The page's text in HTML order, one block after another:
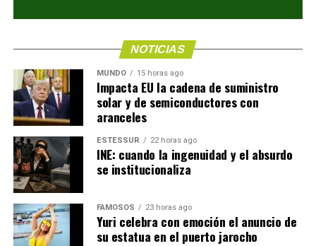
NOTICIAS
MUNDO 15 horas ago
Impacta EU la cadena de suministro
solar y de semiconductores con
aranceles
ESTESSUR 22 horas ago
INE: cuando la ingenuidad y el absurdo
se institucionaliza
FAMOSOS 23 horas ago
Yuri celebra con emoción el anuncio de
su estatua en el puerto jarocho